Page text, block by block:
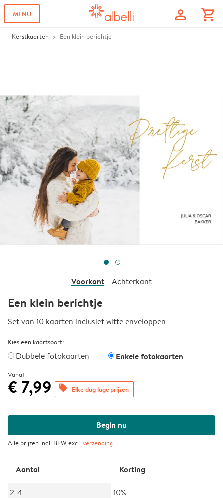
MENU profile shopping_cart
Kerstkaarten Een klein berichtje
Voorkant Achterkant
Een klein berichtje
Set van 10 kaarten inclusief witte enveloppen
Kies een kaartsoort:
Dubbele fotokaarten Enkele fotokaarten
Vanaf
€ 7,99 offers Elke dag lage prijzen
Begin nu
Alle prijzen incl. BTW excl.verzending
Aantal Korting
2-4
10%